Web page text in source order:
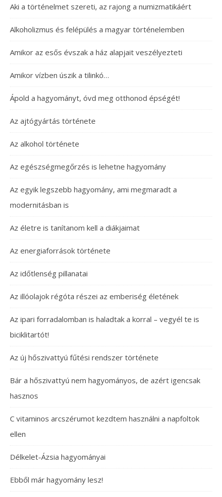
Aki a történelmet szereti, az rajong a numizmatikáért
Alkoholizmus és felépülés a magyar történelemben
Amikor az esős évszak a ház alapjait veszélyezteti
Amikor vízben úszik a tilinkó…
Ápold a hagyományt, óvd meg otthonod épségét!
Az ajtógyártás története
Az alkohol története
Az egészségmegőrzés is lehetne hagyomány
Az egyik legszebb hagyomány, ami megmaradt a
modernitásban is
Az életre is tanítanom kell a diákjaimat
Az energiaforrások története
Az időtlenség pillanatai
Az illóolajok régóta részei az emberiség életének
Az ipari forradalomban is haladtak a korral – vegyél te is
biciklitartót!
Az új hőszivattyú fűtési rendszer története
Bár a hőszivattyú nem hagyományos, de azért igencsak
hasznos
C vitaminos arcszérumot kezdtem használni a napfoltok
ellen
Délkelet-Ázsia hagyományai
Ebből már hagyomány lesz!